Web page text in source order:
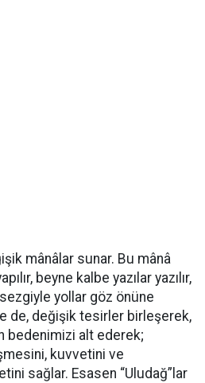
mânâlar sunar. Bu mânâ
beyne kalbe yazılar yazılır,
yollar göz önüne
de, değişik tesirler birleşerek,
bedenimizi alt ederek;
kuvvetini ve
sağlar. Esasen “Uludağ”lar